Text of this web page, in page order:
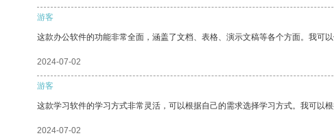
游客
这款办公软件的功能非常全面，涵盖了文档、表格、演示文稿等各个方面。我可
2024-07-02
游客
这款学习软件的学习方式非常灵活，可以根据自己的需求选择学习方式。我可以根
2024-07-02